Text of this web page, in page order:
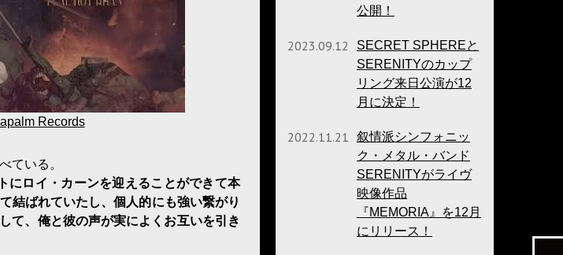
Records
ている。
にロイ・カーンを迎えることができて本
結ばれていたし、個人的にも強い繋がり
て、俺と彼の声が実によくお互いを引き
公開！
2023.09.12
SECRET SPHEREと
SERENITYのカップ
リング来日公演が12
月に決定！
2022.11.21
叙情派シンフォニッ
ク・メタル・バンド
SERENITYがライヴ
映像作品
『MEMORIA』を12月
にリリース！